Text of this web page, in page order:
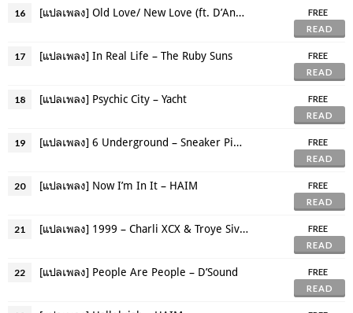
16 [แปลเพลง] Old Love/ New Love (ft. D’Angelo Lacy) – Twin Shadow
FREE
READ
17 [แปลเพลง] In Real Life – The Ruby Suns
FREE
READ
18 [แปลเพลง] Psychic City – Yacht
FREE
READ
19 [แปลเพลง] 6 Underground – Sneaker Pimps
FREE
READ
20 [แปลเพลง] Now I’m In It – HAIM
FREE
READ
21 [แปลเพลง] 1999 – Charli XCX & Troye Sivan
FREE
READ
22 [แปลเพลง] People Are People – D’Sound
FREE
READ